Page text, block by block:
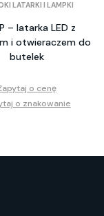
LATARKI I LAMPKI
– latarka LED z
i otwieraczem do
butelek
o cenę
o znakowanie